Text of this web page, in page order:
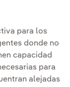
para los
donde no
capacidad
para
alejadas